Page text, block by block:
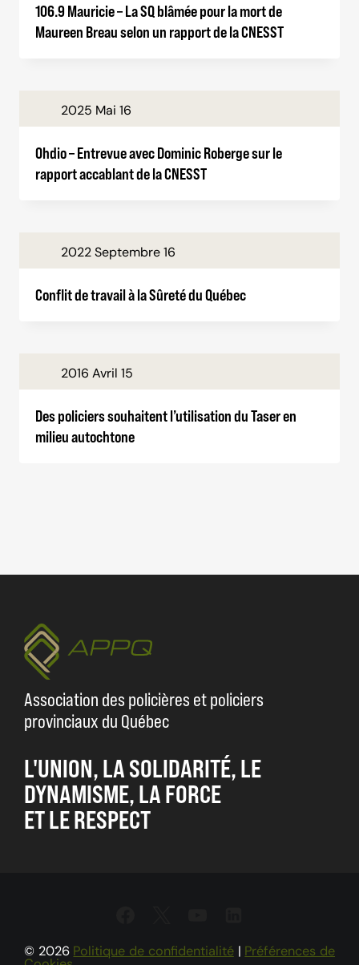
106.9 Mauricie – La SQ blâmée pour la mort de
Maureen Breau selon un rapport de la CNESST
2025 Mai 16
Ohdio – Entrevue avec Dominic Roberge sur le
rapport accablant de la CNESST
2022 Septembre 16
Conflit de travail à la Sûreté du Québec
2016 Avril 15
Des policiers souhaitent l’utilisation du Taser en
milieu autochtone
Association des policières et policiers
provinciaux du Québec
L'UNION, LA SOLIDARITÉ, LE
DYNAMISME, LA FORCE
ET LE RESPECT
© 2026 Politique de confidentialité| Préférences de